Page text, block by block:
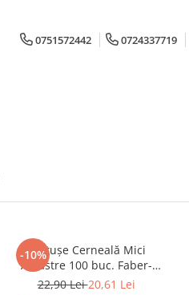
0751572442 0724337719
-10%
Cartușe Cerneală Mici
Albastre 100 buc. Faber-
Castell
22,90 Lei20,61 Lei